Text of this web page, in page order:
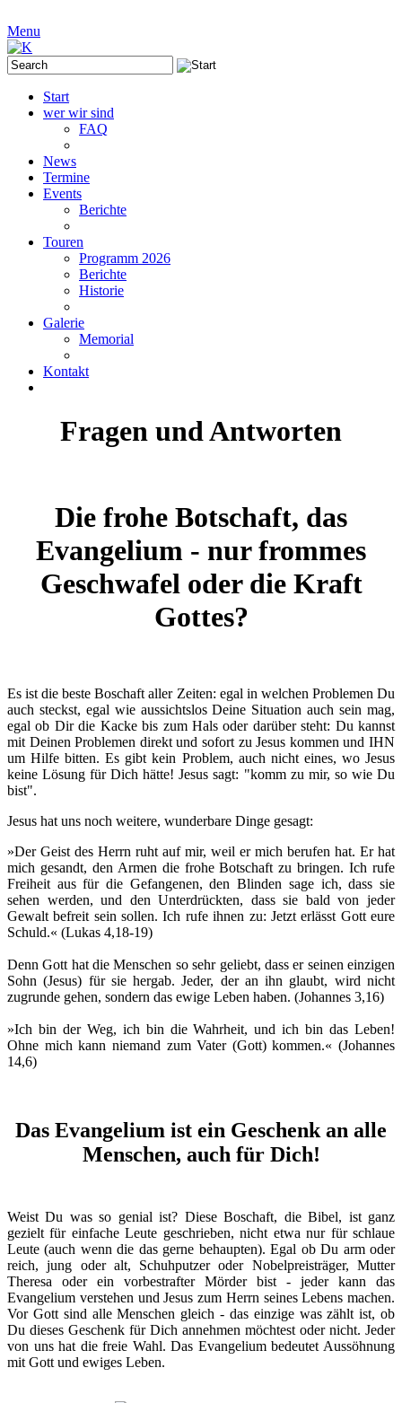
Menu
Start
wer wir sind
FAQ
News
Termine
Events
Berichte
Touren
Programm 2026
Berichte
Historie
Galerie
Memorial
Kontakt
Fragen und Antworten
Die frohe Botschaft, das
Evangelium - nur frommes
Geschwafel oder die Kraft
Gottes?
Es ist die beste Boschaft aller Zeiten: egal in welchen Problemen Du
auch steckst, egal wie aussichtslos Deine Situation auch sein mag,
egal ob Dir die Kacke bis zum Hals oder darüber steht: Du kannst
mit Deinen Problemen direkt und sofort zu Jesus kommen und IHN
um Hilfe bitten. Es gibt kein Problem, auch nicht eines, wo Jesus
keine Lösung für Dich hätte! Jesus sagt: "komm zu mir, so wie Du
bist".
Jesus hat uns noch weitere, wunderbare Dinge gesagt:
»Der Geist des Herrn ruht auf mir, weil er mich berufen hat. Er hat
mich gesandt, den Armen die frohe Botschaft zu bringen. Ich rufe
Freiheit aus für die Gefangenen, den Blinden sage ich, dass sie
sehen werden, und den Unterdrückten, dass sie bald von jeder
Gewalt befreit sein sollen. Ich rufe ihnen zu: Jetzt erlässt Gott eure
Schuld.« (Lukas 4,18-19)
Denn Gott hat die Menschen so sehr geliebt, dass er seinen einzigen
Sohn (Jesus) für sie hergab. Jeder, der an ihn glaubt, wird nicht
zugrunde gehen, sondern das ewige Leben haben. (Johannes 3,16)
»Ich bin der Weg, ich bin die Wahrheit, und ich bin das Leben!
Ohne mich kann niemand zum Vater (Gott) kommen.« (Johannes
14,6)
Das Evangelium ist ein Geschenk an alle
Menschen, auch für Dich!
Weist Du was so genial ist? Diese Boschaft, die Bibel, ist ganz
gezielt für einfache Leute geschrieben, nicht etwa nur für schlaue
Leute (auch wenn die das gerne behaupten). Egal ob Du arm oder
reich, jung oder alt, Schuhputzer oder Nobelpreisträger, Mutter
Theresa oder ein vorbestrafter Mörder bist - jeder kann das
Evangelium verstehen und Jesus zum Herrn seines Lebens machen.
Vor Gott sind alle Menschen gleich - das einzige was zählt ist, ob
Du dieses Geschenk für Dich annehmen möchtest oder nicht. Jeder
von uns hat die freie Wahl. Das Evangelium bedeutet Aussöhnung
mit Gott und ewiges Leben.